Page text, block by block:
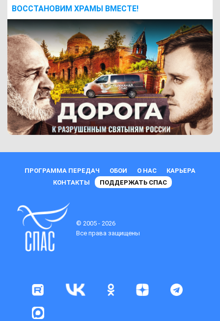
ВОCСТАНОВИМ ХРАМЫ ВМЕСТЕ!
ПРОГРАММА ПЕРЕДАЧ ОБОИ О НАС
КАРЬЕРА
КОНТАКТЫ
ПОДДЕРЖАТЬ СПАС
© 2005 - 2026
Все права защищены